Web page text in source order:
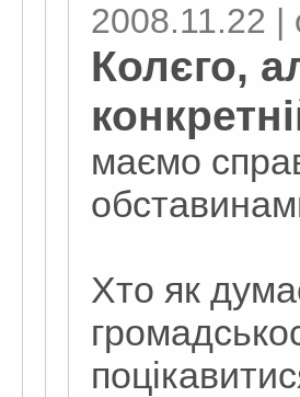
2008.11.22 |
Колєго,
маємо
Хто як